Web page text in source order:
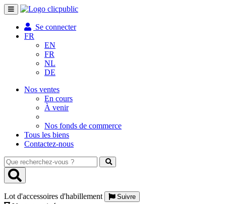
Toggle
navigation
Se connecter
FR
EN
FR
NL
DE
Nos ventes
En cours
À venir
Nos fonds de commerce
Tous les biens
Contactez-nous
Que
recherchez-
vous
Lot d'accessoires d'habillement
Suivre